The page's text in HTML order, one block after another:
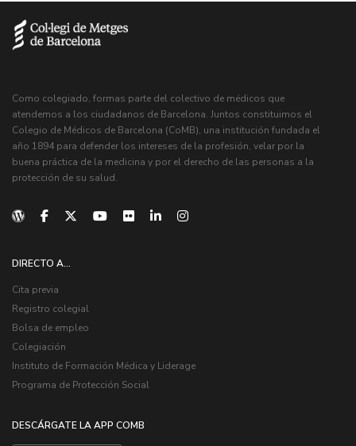
Como colegiado, formas parte del colectivo de médicos que
atendemos a los ciudadanos de Barcelona. Juntos constituimos el
Colegio de Médicos de Barcelona (CoMB), una institución fundada el
año 1894 para defender los intereses de la profesión, velar por la
buena práctica de la medicina y por el derecho de las personas a la
protección de su salud.
DIRECTO A...
Cita previa
Registro colegial
Bolsa de empleo
Colegiación
Instituto de Formación Médica y Liderage
Programa de Protección Social
DESCÁRGATE LA APP COMB